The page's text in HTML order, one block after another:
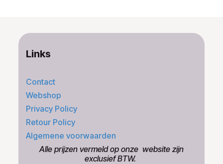
Links
Contact
Webshop
Privacy Policy
Retour Policy
Algemene voorwaarden
​Alle prijzen vermeld op onze ​website zijn
exclusief BTW.